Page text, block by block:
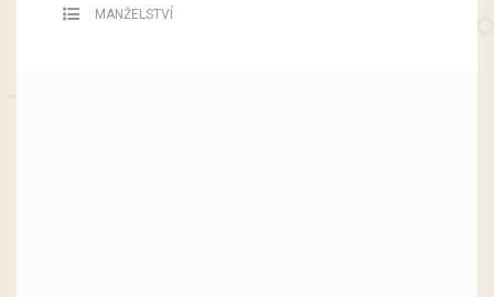
MANŽELSTVÍ